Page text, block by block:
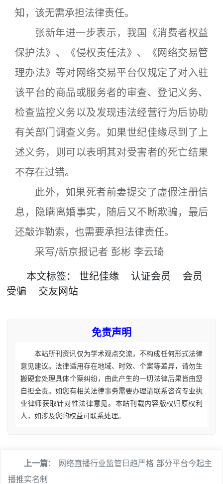
知，该无需承担法律责任。
张新年进一步表示，我国《消费者权益
保护法》、《侵权责任法》、《网络交易管
理办法》等对网络交易平台仅规定了对入驻
该平台的商品或服务者的审查、登记义务、
检查监控义务以及发现违法经营行为后协助
有关部门调查义务。如果世纪佳缘尽到了上
述义务，则可以表明其对受害者的死亡结果
不存在过错。
此外，如果死者前妻提交了虚假注册信
息，隐瞒离婚事实，随后又不断欺骗，最后
还敲诈勒索，也需要承担法律责任。
采写/新京报记者 彭彬 李云琦
本文标签： 世纪佳缘 认证会员
会员
受骗
交友网站
免责声明
本站所刊资讯仅为学术观点交流，不构成任何形式法律
意见建议。法律适用存在地域、时效、个案等差异，请勿生
搬硬套处理具体个案纠纷，由此产生的一切法律后果皆由您
自担全责。如您有相关法律事务需要办理请联系咨询专业执
业律师获取针对性法律意见。本站刊载内容版权归原权利
人，如涉及您的权益可联系处理。
上一篇： 网络直播行业监管日趋严格 部分平台今起主
播推实名制